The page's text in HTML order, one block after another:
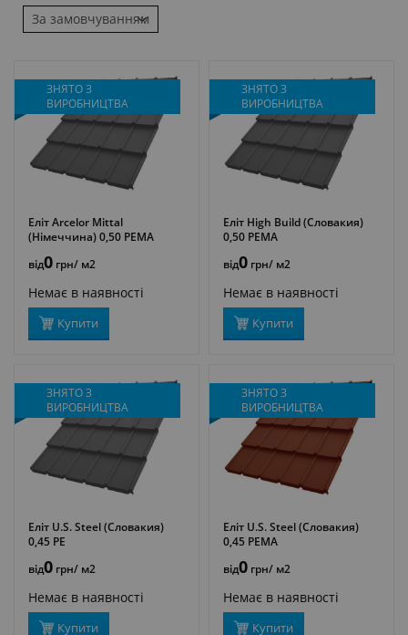
ЗНЯТО З
ВИРОБНИЦТВА
ДЕТАЛЬНІШЕ
Еліт Arcelor Mittal
(Німеччина) 0,50 PEMA
від0 грн/ м2
Немає в наявності
Купити
ЗНЯТО З
ВИРОБНИЦТВА
ДЕТАЛЬНІШЕ
Еліт High Build (Словакия)
0,50 PEMA
від0 грн/ м2
Немає в наявності
Купити
ЗНЯТО З
ВИРОБНИЦТВА
ДЕТАЛЬНІШЕ
Еліт U.S. Steel (Словакия)
0,45 PE
від0 грн/ м2
Немає в наявності
Купити
ЗНЯТО З
ВИРОБНИЦТВА
ДЕТАЛЬНІШЕ
Еліт U.S. Steel (Словакия)
0,45 PEMA
від0 грн/ м2
Немає в наявності
Купити